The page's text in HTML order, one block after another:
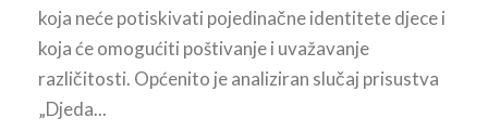
koja neće potiskivati pojedinačne identitete djece i
koja će omogućiti poštivanje i uvažavanje
različitosti. Općenito je analiziran slučaj prisustva
„Djeda...